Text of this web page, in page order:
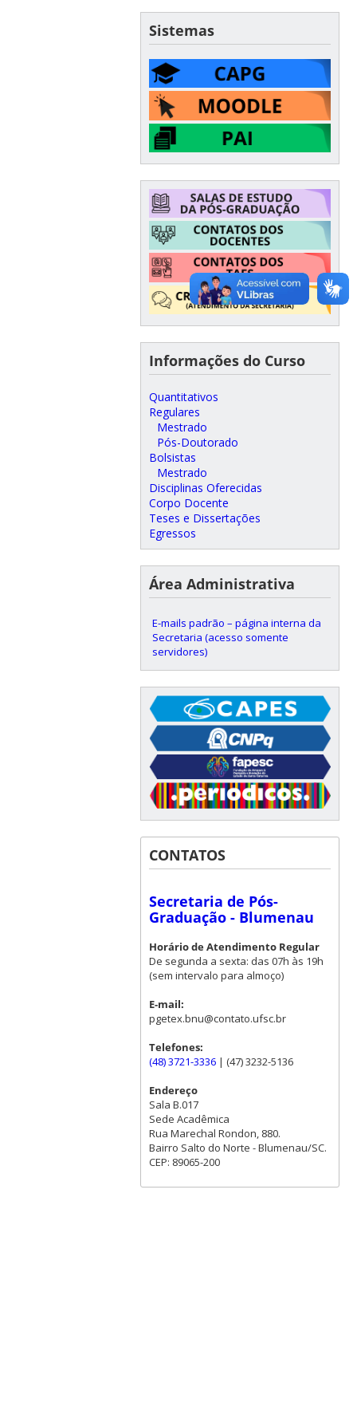
Sistemas
Informações do Curso
Quantitativos
Regulares
Mestrado
Pós-Doutorado
Bolsistas
Mestrado
Disciplinas Oferecidas
Corpo Docente
Teses e Dissertações
Egressos
Área Administrativa
E-mails padrão – página interna da
Secretaria (acesso somente
servidores)
CONTATOS
Secretaria de Pós-
Graduação - Blumenau
Horário de Atendimento Regular
De segunda a sexta: das 07h às 19h
(sem intervalo para almoço)
E-mail:
pgetex.bnu@contato.ufsc.br
Telefones:
(48) 3721-3336| (47) 3232-5136
Endereço
Sala B.017
Sede Acadêmica
Rua Marechal Rondon, 880.
Bairro Salto do Norte - Blumenau/SC.
CEP: 89065-200